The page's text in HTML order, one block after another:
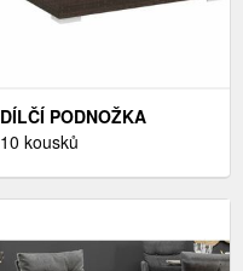
DÍLČÍ PODNOŽKA
MAGDALENA
10 kousků